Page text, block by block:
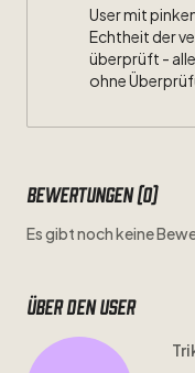
User mit
Echtheit der
überprüft -
ohne
Bewertungen (0)
Es gibt noch keine
Über den user